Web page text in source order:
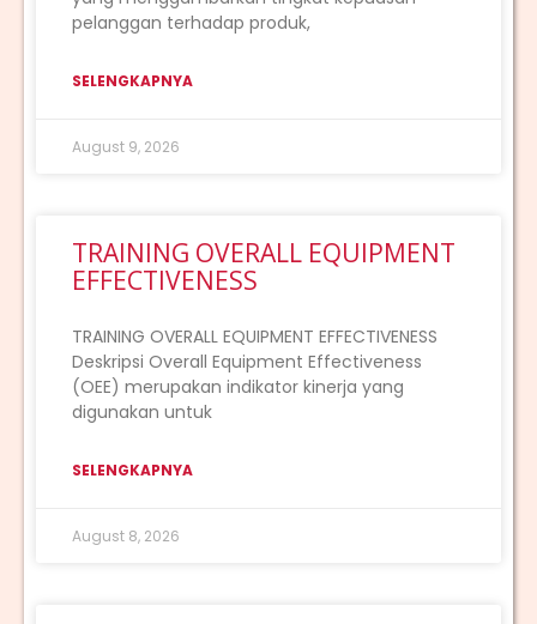
pelanggan terhadap produk,
SELENGKAPNYA
August 9, 2026
TRAINING OVERALL EQUIPMENT
EFFECTIVENESS
TRAINING OVERALL EQUIPMENT EFFECTIVENESS
Deskripsi Overall Equipment Effectiveness
(OEE) merupakan indikator kinerja yang
digunakan untuk
SELENGKAPNYA
August 8, 2026